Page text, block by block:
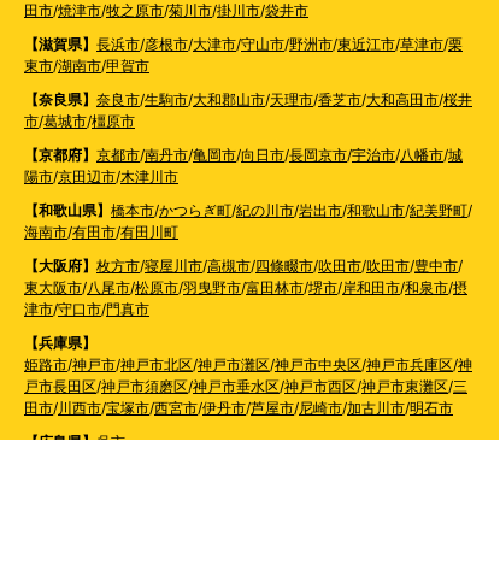
田市/焼津市/牧之原市/菊川市/掛川市/袋井市
【滋賀県】 長浜市/彦根市/大津市/守山市/野洲市/東近江市/草津市/栗
東市/湖南市/甲賀市
【奈良県】 奈良市/生駒市/大和郡山市/天理市/香芝市/大和高田市/桜井
市/葛城市/橿原市
【京都府】 京都市/南丹市/亀岡市/向日市/長岡京市/宇治市/八幡市/城
陽市/京田辺市/木津川市
【和歌山県】 橋本市/かつらぎ町/紀の川市/岩出市/和歌山市/紀美野町/
海南市/有田市/有田川町
【大阪府】 枚方市/寝屋川市/高槻市/四條畷市/吹田市/吹田市/豊中市/
東大阪市/八尾市/松原市/羽曳野市/富田林市/堺市/岸和田市/和泉市/摂
津市/守口市/門真市
【兵庫県】
姫路市/神戸市/神戸市北区/神戸市灘区/神戸市中央区/神戸市兵庫区/神
戸市長田区/神戸市須磨区/神戸市垂水区/神戸市西区/神戸市東灘区/三
田市/川西市/宝塚市/西宮市/伊丹市/芦屋市/尼崎市/加古川市/明石市
【広島県】呉市